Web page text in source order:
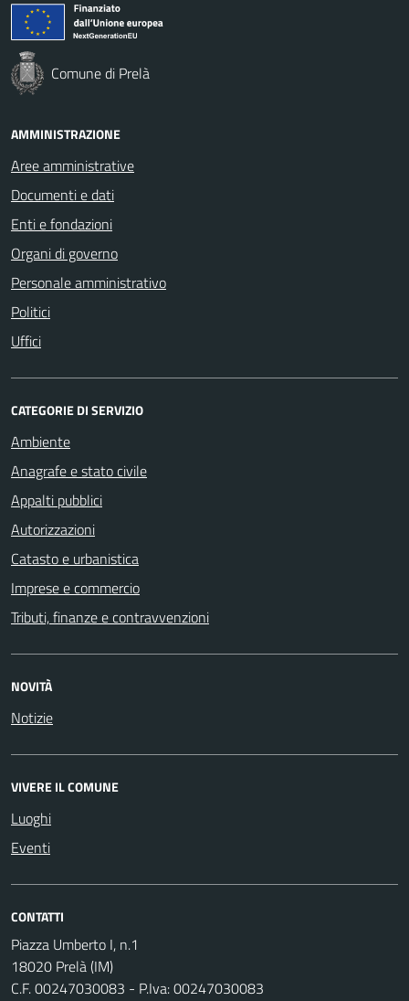
Comune di Prelà
AMMINISTRAZIONE
Aree amministrative
Documenti e dati
Enti e fondazioni
Organi di governo
Personale amministrativo
Politici
Uffici
CATEGORIE DI SERVIZIO
Ambiente
Anagrafe e stato civile
Appalti pubblici
Autorizzazioni
Catasto e urbanistica
Imprese e commercio
Tributi, finanze e contravvenzioni
NOVITÀ
Notizie
VIVERE IL COMUNE
Luoghi
Eventi
CONTATTI
Piazza Umberto I, n.1
18020 Prelà (IM)
C.F. 00247030083 - P.Iva: 00247030083